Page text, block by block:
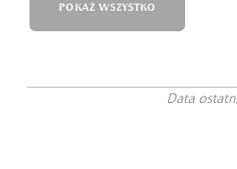
POKAŻ WSZYSTKO
Data